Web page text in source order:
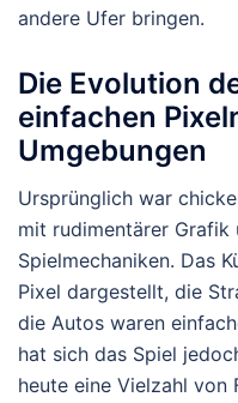
andere Ufer bringen.
Die Evolution
einfachen
Umgebungen
Ursprünglich war
mit rudimentärer Grafik
Spielmechaniken. Das
Pixel dargestellt, die
die Autos waren
hat sich das Spiel
heute eine Vielzahl von